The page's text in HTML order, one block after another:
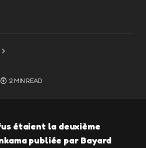
2 MIN READ
étaient la deuxième
publiée par Bayard